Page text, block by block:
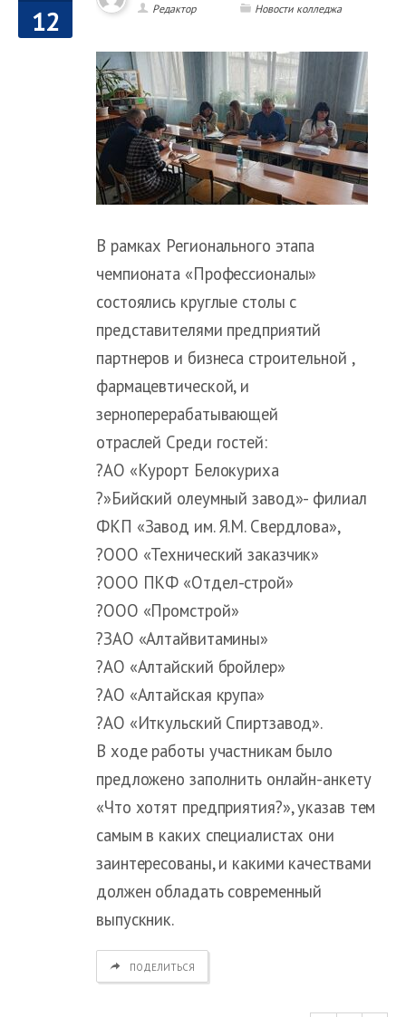
12 Редактор Новости колледжа
В рамках Регионального этапа
чемпионата «Профессионалы»
состоялись круглые столы с
представителями предприятий
партнеров и бизнеса строительной ,
фармацевтической, и
зерноперерабатывающей
отраслей Среди гостей:
?АО «Курорт Белокуриха
?»Бийский олеумный завод»- филиал
ФКП «Завод им. Я.М. Свердлова»,
?ООО «Технический заказчик»
?ООО ПКФ «Отдел-строй»
?ООО «Промстрой»
?ЗАО «Алтайвитамины»
?АО «Алтайский бройлер»
?АО «Алтайская крупа»
?АО «Иткульский Спиртзавод».
В ходе работы участникам было
предложено заполнить онлайн-анкету
«Что хотят предприятия?», указав тем
самым в каких специалистах они
заинтересованы, и какими качествами
должен обладать современный
выпускник.
ПОДЕЛИТЬСЯ